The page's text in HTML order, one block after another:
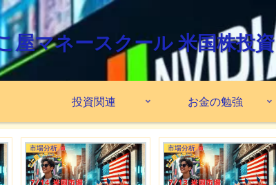
屋マネースクール 米国株投
投資関連 お金の勉強
市場分析 市場分析